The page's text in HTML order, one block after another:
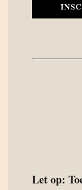
Let op: